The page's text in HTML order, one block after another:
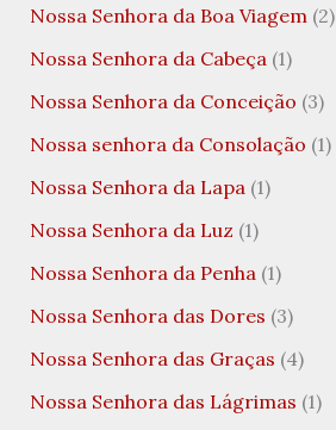
Nossa Senhora da Boa Viagem(2)
Nossa Senhora da Cabeça(1)
Nossa Senhora da Conceição (3)
Nossa senhora da Consolação (1)
Nossa Senhora da Lapa(1)
Nossa Senhora da Luz (1)
Nossa Senhora da Penha(1)
Nossa Senhora das Dores (3)
Nossa Senhora das Graças (4)
Nossa Senhora das Lágrimas (1)